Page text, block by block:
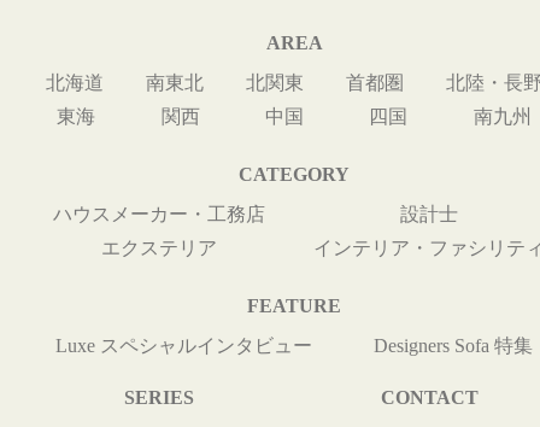
AREA
北海道
南東北 北関東 首都圏
北陸・長
東海
関西 中国 四国 南九州
CATEGORY
ハウスメーカー・工務店
設計士
エクステリア
インテリア・ファシリテ
FEATURE
Luxe スペシャルインタビュー
Designers Sofa 特集
SERIES CONTACT